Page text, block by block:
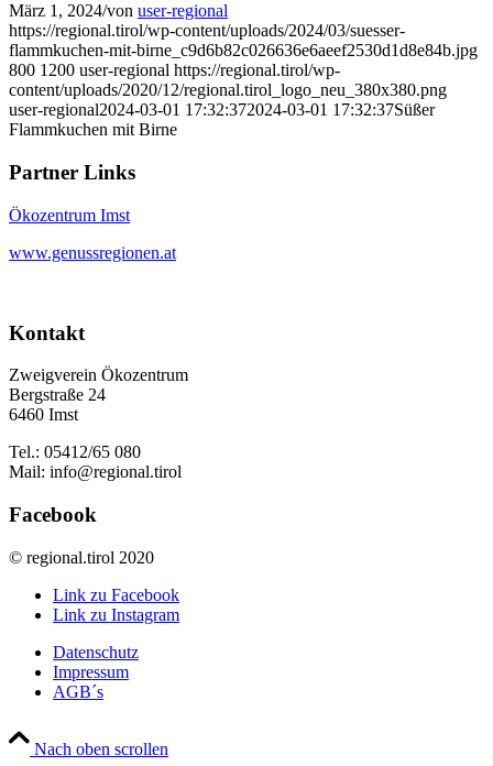
März 1, 2024/von user-regional
https://regional.tirol/wp-content/uploads/2024/03/suesser-
flammkuchen-mit-birne_c9d6b82c026636e6aeef2530d1d8e84b.jpg
800 1200 user-regional https://regional.tirol/wp-
content/uploads/2020/12/regional.tirol_logo_neu_380x380.png
user-regional2024-03-01 17:32:372024-03-01 17:32:37Süßer
Flammkuchen mit Birne
Partner Links
Ökozentrum Imst
www.genussregionen.at
Kontakt
Zweigverein Ökozentrum
Bergstraße 24
6460 Imst
Tel.: 05412/65 080
Mail: info@regional.tirol
Facebook
© regional.tirol 2020
Link zu Facebook
Link zu Instagram
Datenschutz
Impressum
AGB´s
Nach oben scrollen